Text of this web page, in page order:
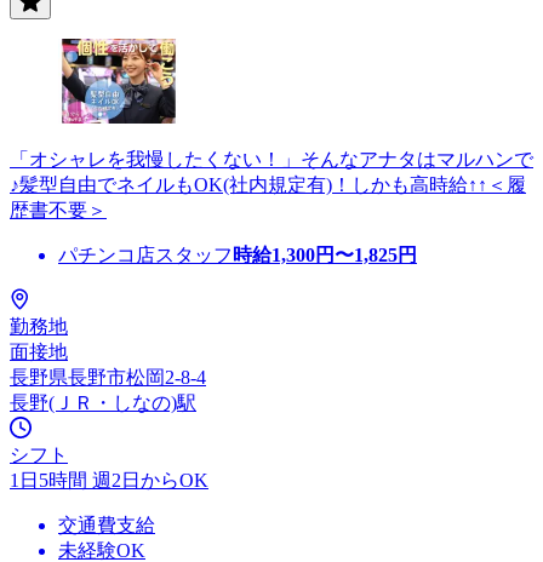
「オシャレを我慢したくない！」そんなアナタはマルハンで
♪髪型自由でネイルもOK(社内規定有)！しかも高時給↑↑＜履
歴書不要＞
パチンコ店スタッフ 時給1,300円〜1,825円
勤務地
面接地
長野県長野市松岡2-8-4
長野(ＪＲ・しなの)駅
シフト
1日5時間 週2日からOK
交通費支給
未経験OK